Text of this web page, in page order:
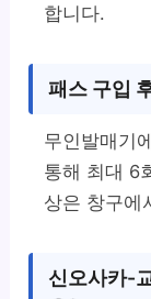
합니다.
패스 구입
무인발매기
통해 최대 6
상은 창구에
신오사카-